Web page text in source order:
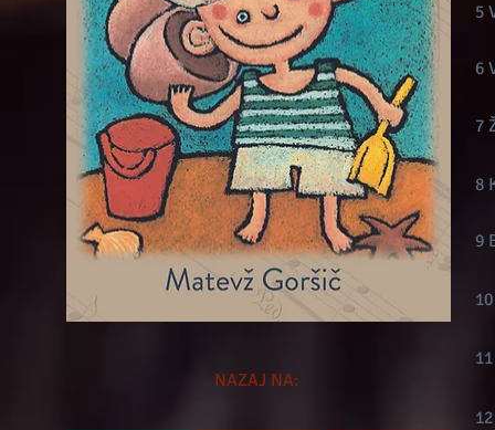
NAZAJ NA:
5
6
7
8
9